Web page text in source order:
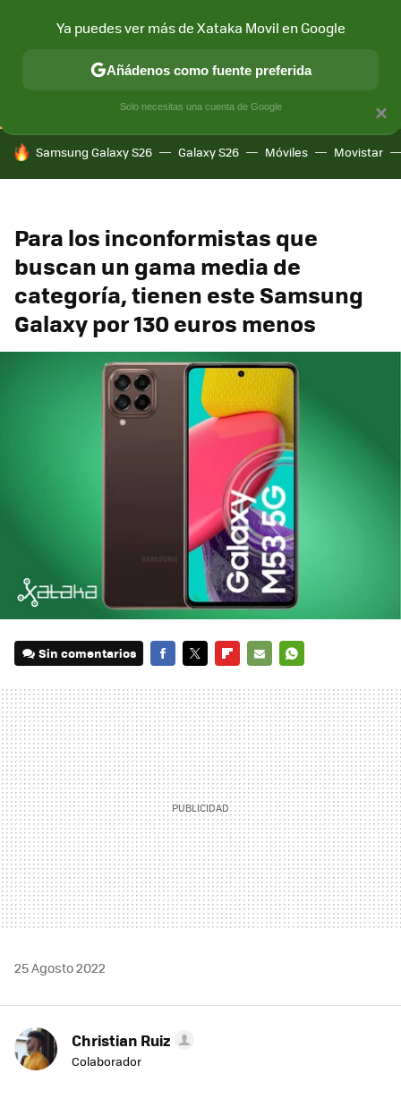
CONECTIVIDAD MÓVIL Y SOCIEDAD APLICACIONES
HOY SE HABLA DE
Samsung Galaxy S26 Galaxy S26 Móviles Movistar
Para los inconformistas que
buscan un gama media de
categoría, tienen este Samsung
Galaxy por 130 euros menos
Sin comentarios
MAIL
25 Agosto 2022
Christian Ruiz
Colaborador
×
Ya puedes ver más de Xataka Movil en Google
Añádenos como fuente preferida
Solo necesitas una cuenta de Google